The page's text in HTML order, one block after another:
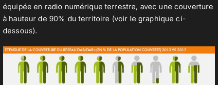
équipée en radio numérique terrestre, avec une couverture
à hauteur de 90% du territoire (voir le graphique ci-
dessous).